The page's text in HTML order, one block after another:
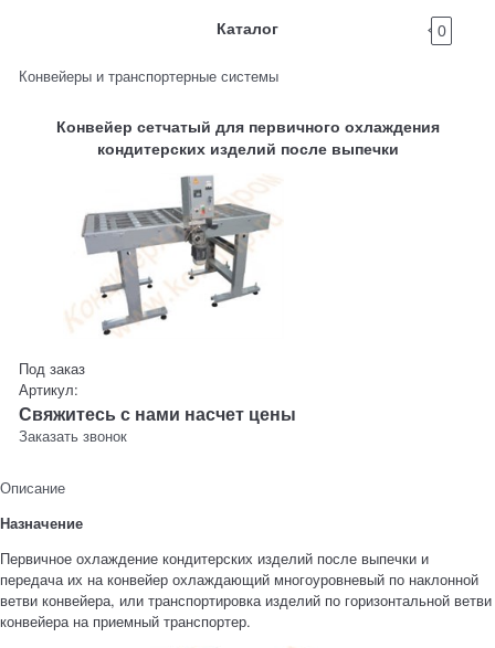
Каталог 0
Конвейеры и транспортерные системы
Конвейер сетчатый для первичного охлаждения
кондитерских изделий после выпечки
Под заказ
Артикул:
Свяжитесь с нами насчет цены
Заказать звонок
Описание
Назначение
Первичное охлаждение кондитерских изделий после выпечки и
передача их на конвейер охлаждающий многоуровневый по наклонной
ветви конвейера, или транспортировка изделий по горизонтальной ветви
конвейера на приемный транспортер.